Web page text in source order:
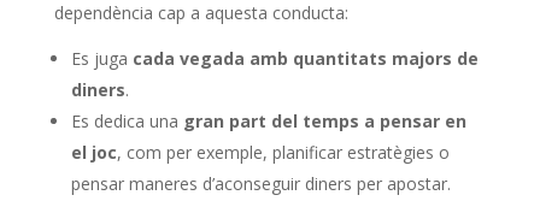
dependència cap a aquesta conducta:
Es juga cada vegada amb quantitats majors de
diners.
Es dedica una gran part del temps a pensar en
el joc, com per exemple, planificar estratègies o
pensar maneres d’aconseguir diners per apostar.